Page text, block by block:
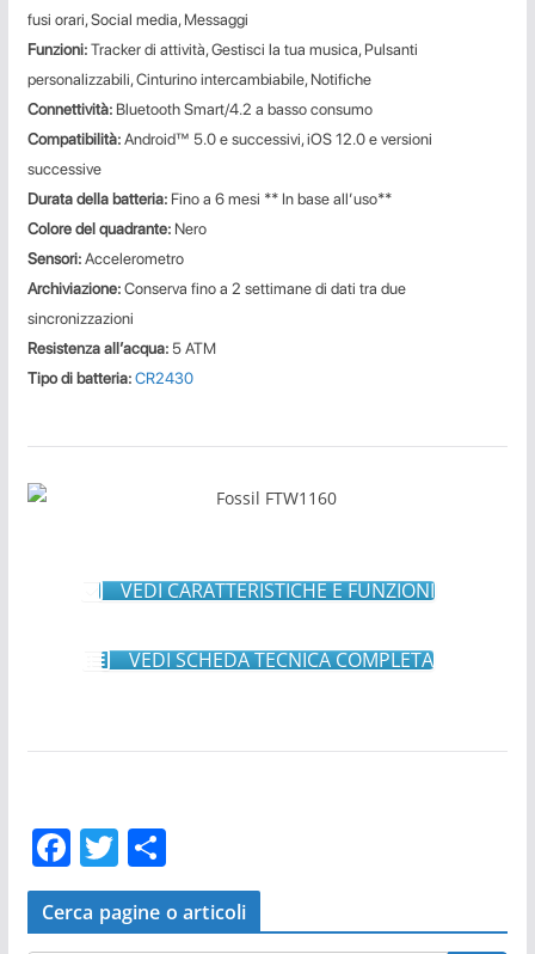
fusi orari, Social media, Messaggi
Funzioni:Tracker di attività, Gestisci la tua musica, Pulsanti
personalizzabili, Cinturino intercambiabile, Notifiche
Connettività:Bluetooth Smart/4.2 a basso consumo
Compatibilità:Android™ 5.0 e successivi, iOS 12.0 e versioni
successive
Durata della batteria:Fino a 6 mesi ** In base all’uso**
Colore del quadrante:Nero
Sensori:Accelerometro
Archiviazione:Conserva fino a 2 settimane di dati tra due
sincronizzazioni
Resistenza all’acqua:5 ATM
Tipo di batteria: CR2430
VEDI CARATTERISTICHE E FUNZIONI
VEDI SCHEDA TECNICA COMPLETA
F
a
c
T
w
itt
C
o
n
Cerca pagine o articoli